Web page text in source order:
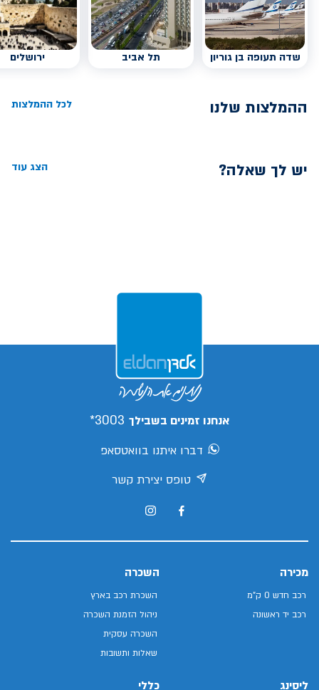
שדה תעופה בן גוריון תל אביב ירושלים
ההמלצות שלנו לכל ההמלצות
יש לך שאלה? הצג עוד
אנחנו זמינים בשבילך 3003*
דברו איתנו בוואטסאפ
טופס יצירת קשר
מכירה
רכב חדש 0 ק"מ
רכב יד ראשונה
השכרה
השכרת רכב בארץ
ניהול הזמנת השכרה
השכרה עסקית
שאלות ותשובות
ליסינג כללי